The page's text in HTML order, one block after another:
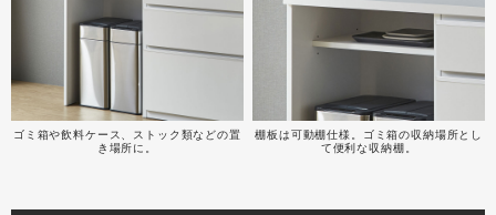
ゴミ箱や飲料ケース、ストック類などの置
き場所に。
棚板は可動棚仕様。ゴミ箱の収納場所とし
て便利な収納棚。